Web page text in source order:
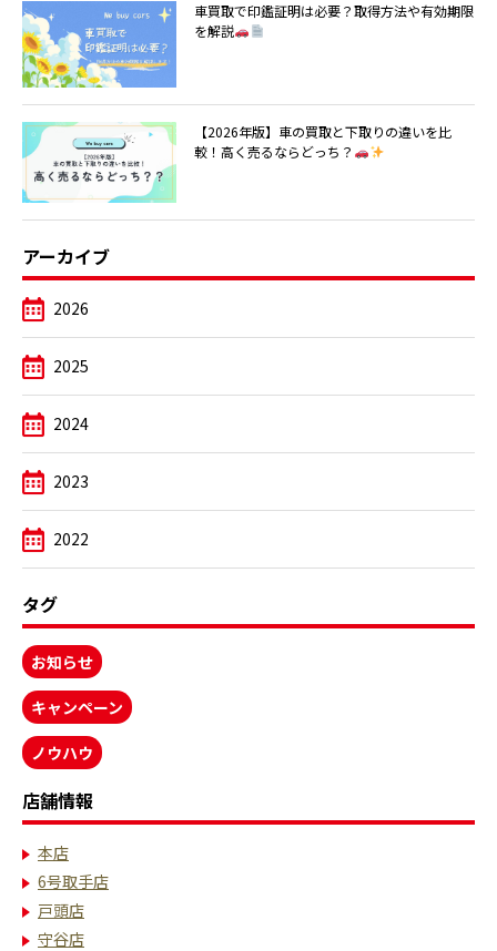
車買取で印鑑証明は必要？取得方法や有効期限
を解説
【2026年版】車の買取と下取りの違いを比
較！高く売るならどっち？
アーカイブ
2026
2025
2024
2023
2022
タグ
お知らせ
キャンペーン
ノウハウ
店舗情報
本店
6号取手店
戸頭店
守谷店